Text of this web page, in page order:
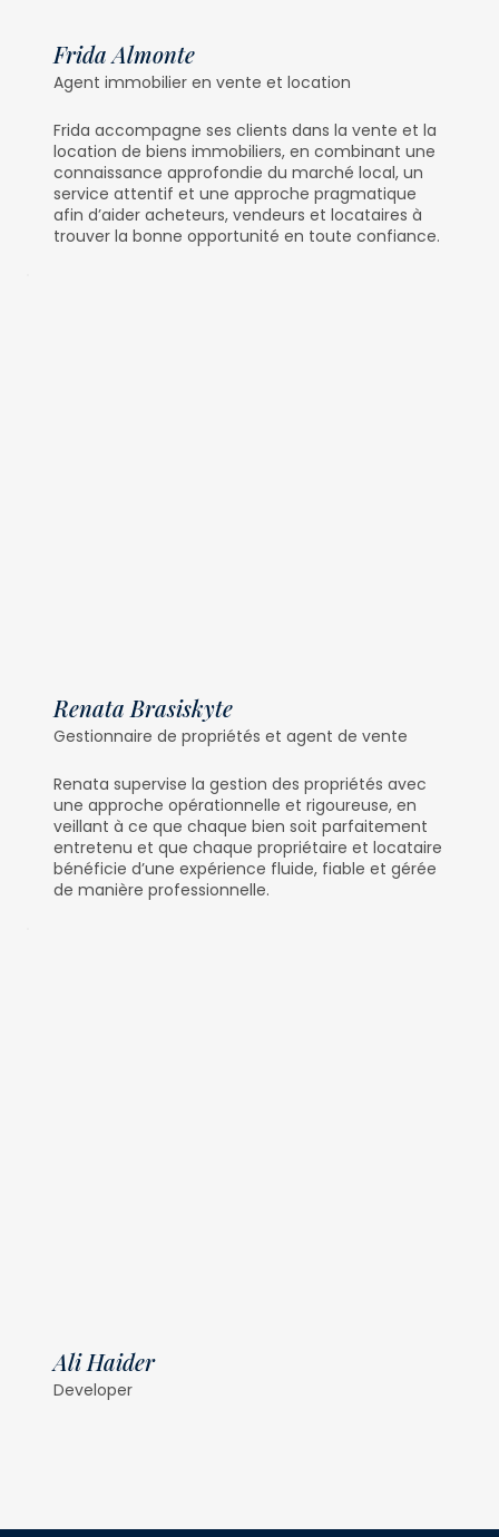
Frida Almonte
Agent immobilier en vente et location
Frida accompagne ses clients dans la vente et la
location de biens immobiliers, en combinant une
connaissance approfondie du marché local, un
service attentif et une approche pragmatique
afin d’aider acheteurs, vendeurs et locataires à
trouver la bonne opportunité en toute confiance.
Renata Brasiskyte
Gestionnaire de propriétés et agent de vente
Renata supervise la gestion des propriétés avec
une approche opérationnelle et rigoureuse, en
veillant à ce que chaque bien soit parfaitement
entretenu et que chaque propriétaire et locataire
bénéficie d’une expérience fluide, fiable et gérée
de manière professionnelle.
Ali Haider
Developer